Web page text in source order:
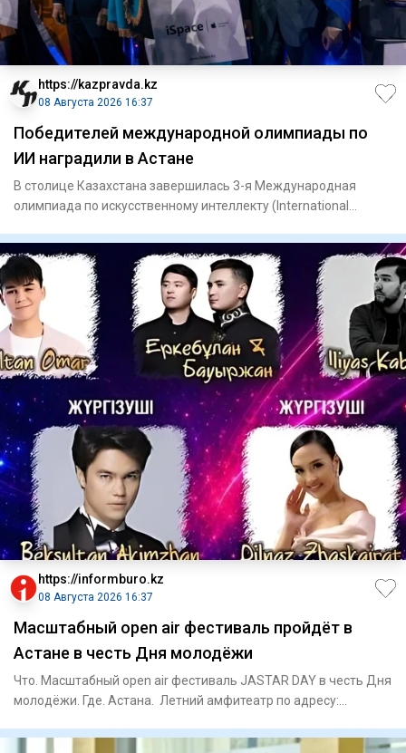
https://kazpravda.kz
08 Августа 2026 16:37
Победителей международной олимпиады по
ИИ наградили в Астане
В столице Казахстана завершилась 3-я Международная
олимпиада по искусственному интеллекту (International
https://informburo.kz
08 Августа 2026 16:37
Масштабный open air фестиваль пройдёт в
Астане в честь Дня молодёжи
Что. Масштабный open air фестиваль JASTAR DAY в честь Дня
молодёжи. Где. Астана. Летний амфитеатр по адресу: